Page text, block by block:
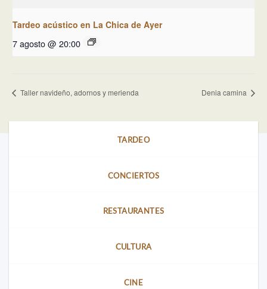
Tardeo acústico en La Chica de Ayer
7 agosto @ 20:00
Taller navideño, adornos y merienda Denia camina
TARDEO
CONCIERTOS
RESTAURANTES
CULTURA
CINE